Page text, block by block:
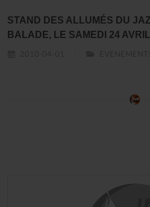
STAND DES ALLUMÉS DU
BALADE, LE SAMEDI 24